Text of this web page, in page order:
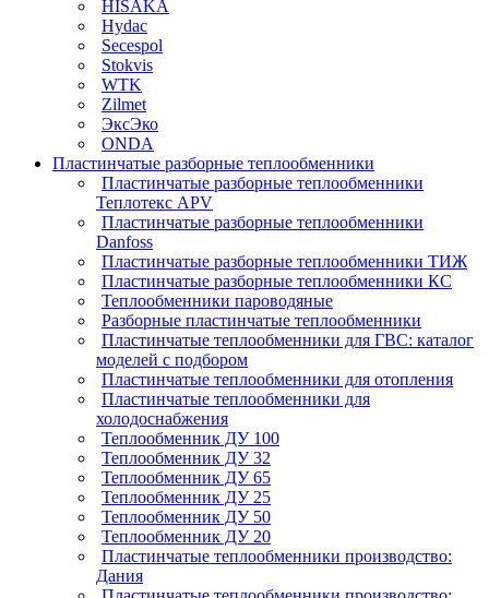
HISAKA
Hydac
Secespol
Stokvis
WTK
Zilmet
ЭксЭко
ONDA
Пластинчатые разборные теплообменники
Пластинчатые разборные теплообменники
Теплотекс APV
Пластинчатые разборные теплообменники
Danfoss
Пластинчатые разборные теплообменники ТИЖ
Пластинчатые разборные теплообменники КC
Теплообменники пароводяные
Разборные пластинчатые теплообменники
Пластинчатые теплообменники для ГВС: каталог
моделей с подбором
Пластинчатые теплообменники для отопления
Пластинчатые теплообменники для
холодоснабжения
Теплообменник ДУ 100
Теплообменник ДУ 32
Теплообменник ДУ 65
Теплообменник ДУ 25
Теплообменник ДУ 50
Теплообменник ДУ 20
Пластинчатые теплообменники производство:
Дания